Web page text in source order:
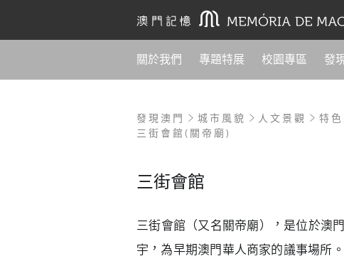
關於我們 專題特展 校園專區 發
發現澳門 城市風貌 人文景觀 特
三街會館(關帝廟)
三街會館
三街會館（又名關帝廟），是位於澳
宇，為早期澳門華人商家的議事場所